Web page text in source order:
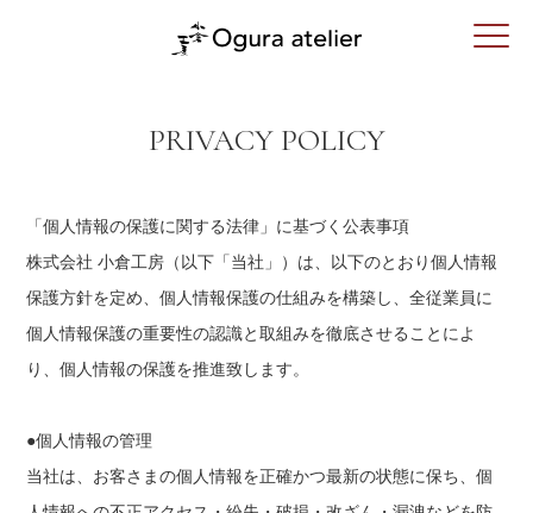
PRIVACY POLICY
「個人情報の保護に関する法律」に基づく公表事項
株式会社 小倉工房（以下「当社」）は、以下のとおり個人情報
保護方針を定め、個人情報保護の仕組みを構築し、全従業員に
個人情報保護の重要性の認識と取組みを徹底させることによ
り、個人情報の保護を推進致します。
●個人情報の管理
当社は、お客さまの個人情報を正確かつ最新の状態に保ち、個